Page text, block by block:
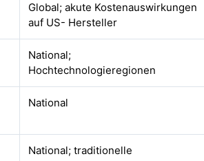
Global; akute Kostenauswirkungen
auf US- Hersteller
National;
Hochtechnologieregionen
National
National; traditionelle